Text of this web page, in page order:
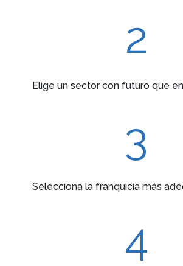
2
Elige un sector con futuro que
3
Selecciona la franquicia más
4